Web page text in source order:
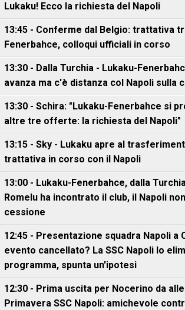
Lukaku! Ecco la richiesta del Napoli
13:45 - Conferme dal Belgio: trattativa
Fenerbahce, colloqui ufficiali in corso
13:30 - Dalla Turchia - Lukaku-
avanza ma c'è distanza col Napoli sulla
13:30 - Schira: "Lukaku-Fenerbahce si
altre tre offerte: la richiesta del Napoli"
13:15 - Sky - Lukaku apre al
trattativa in corso con il Napoli
13:00 - Lukaku-Fenerbahce, dalla
Romelu ha incontrato il club, il Napoli
cessione
12:45 - Presentazione squadra Napoli a
evento cancellato? La SSC Napoli lo
programma, spunta un'ipotesi
12:30 - Prima uscita per Nocerino da
Primavera SSC Napoli: amichevole